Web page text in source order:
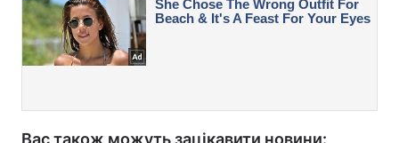
Вас також можуть зацікавити новини: